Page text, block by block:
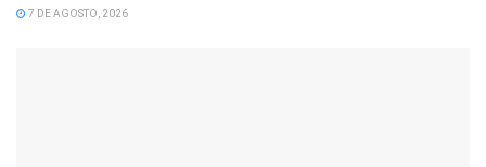
7 DE AGOSTO, 2026